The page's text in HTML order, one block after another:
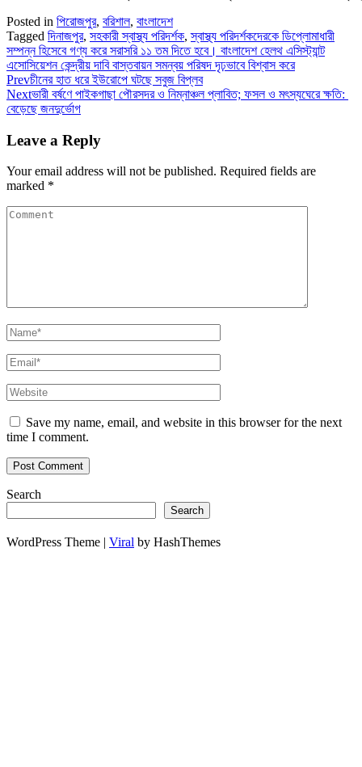
Posted in পিরোজপুর, বরিশাল, বাংলাদেশ
Tagged দিনাজপুর, সহকারী স্বাস্থ্য পরিদর্শক,স্বাস্থ্য পরিদর্শকদেরকে ডিপ্লোমাধারী
সম্পন্ন হিসেবে গণ্য করে সরাসরি ১১ তম দিতে হবে। বাংলাদেশ হেলথ এসিস্ট্যান্ট
এসোসিয়েশন কেন্দ্রীয় দাবি বাস্তবায়ন সমন্বয় পরিষদ দৃঢ়ভাবে বিশ্বাস করে
Prevচীনের হাত ধরে ইউরোপে ঘটছে সবুজ বিপ্লব
Nextভারী বর্ষণে পাইকগাছা পৌরসদর ও নিম্নাঞ্চল প্লাবিত; ফসল ও মৎস্যঘেরে ক্ষতি:
বেড়েছে জনদুর্ভোগ
Leave a Reply
Your email address will not be published. Required fields are
marked *
Save my name, email, and website in this browser for the next
time I comment.
Search
Search
WordPress Theme | Viral by HashThemes